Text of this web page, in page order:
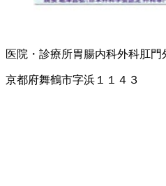
医院・診療所胃腸内科外科肛門
京都府舞鶴市字浜１１４３